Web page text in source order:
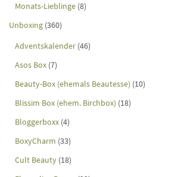
Monats-Lieblinge (8)
Unboxing (360)
Adventskalender (46)
Asos Box (7)
Beauty-Box (ehemals Beautesse) (10)
Blissim Box (ehem. Birchbox) (18)
Bloggerboxx (4)
BoxyCharm (33)
Cult Beauty (18)